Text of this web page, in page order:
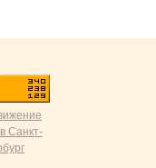
Санкт-